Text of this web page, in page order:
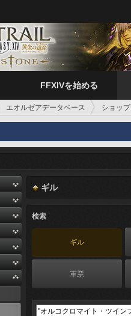
FFXIVを始める
エオルゼアデータベース ショップ
ギル
検索
ギル
軍票